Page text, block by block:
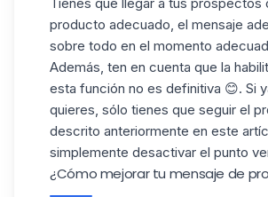
producto adecuado, el mensaje
sobre todo en el momento
Además, ten en cuenta que la
esta función no es definitiva 😊. Si
quieres, sólo tienes que seguir el
descrito anteriormente en este
simplemente desactivar el punto
¿Cómo mejorar tu mensaje de